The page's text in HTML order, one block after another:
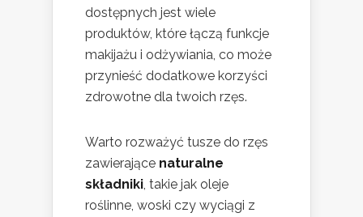
dostępnych jest wiele
produktów, które łączą funkcje
makijażu i odżywiania, co może
przynieść dodatkowe korzyści
zdrowotne dla twoich rzęs.
Warto rozważyć tusze do rzęs
zawierające naturalne
składniki, takie jak oleje
roślinne, woski czy wyciągi z